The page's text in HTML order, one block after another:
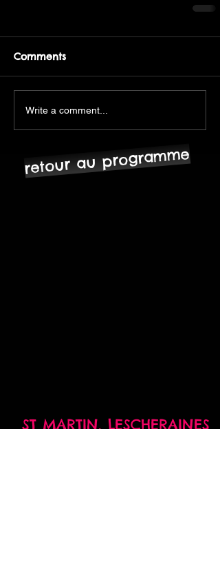
Comments
Write a comment...
retour au programme
ST MARTIN, LESCHERAINES